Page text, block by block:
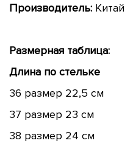
Производитель: Китай
Размерная таблица:
Длина по стельке
36 размер 22,5 см
37 размер 23 см
38 размер 24 см